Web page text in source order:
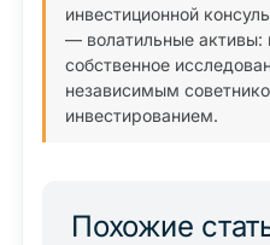
инвестиционной
— волатильные активы:
собственное
независимым
инвестированием.
Похожие